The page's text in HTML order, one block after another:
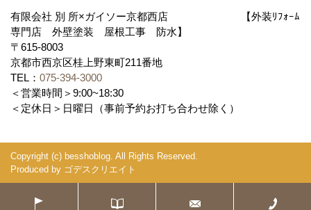
有限会社 別 所×ガイソー京都西店 【外装ﾘﾌｫｰﾑ
専門店 外壁塗装 屋根工事 防水】
〒615-8003
京都市西京区桂上野東町211番地
TEL： 075-394-3000
＜営業時間＞9:00~18:30
＜定休日＞日曜日（事前予約お打ち合わせ除く）
Copyright (c) besshoblog. All Rights Reserved.
Produced by ゴデスクリエイト